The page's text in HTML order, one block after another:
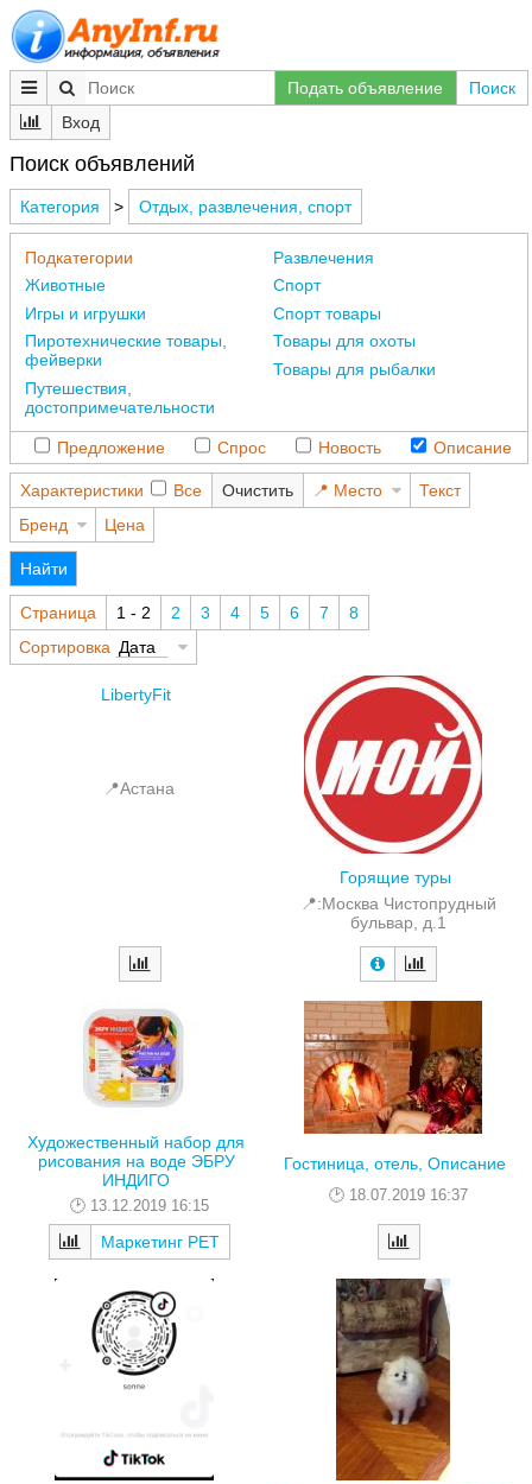
Подать объявление
Поиск
Вход
Поиск объявлений
Категория > Отдых, развлечения, спорт
Подкатегории
Животные
Игры и игрушки
Пиротехнические товары,
фейверки
Путешествия,
достопримечательности
Развлечения
Спорт
Спорт товары
Товары для охоты
Товары для рыбалки
Предложение Спрос Новость Описание
Характеристики Все Очистить Место
Текст
Бренд
Цена
Найти
Страница 1 - 2 2 3 4 5 6 7
8
Сортировка Дата
LibertyFit
📍Астана
Горящие туры
📍:Москва Чистопрудный
бульвар, д.1
Художественный набор для
рисования на воде ЭБРУ
ИНДИГО
13.12.2019 16:15
Маркетинг РЕТ
Гостиница, отель, Описание
18.07.2019 16:37